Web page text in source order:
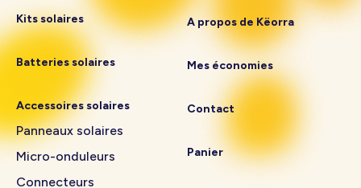
Kits solaires
Batteries solaires
Accessoires solaires
Panneaux solaires
Micro-onduleurs
Connecteurs
A propos de Këorra
Mes économies
Contact
Panier